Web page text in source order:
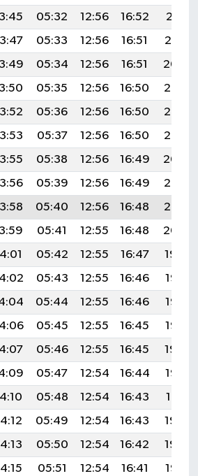
05:32 12:56 16:52
20:11
05:33 12:56 16:51
20:10
05:34 12:56 16:51
20:09
05:35 12:56 16:50
20:08
05:36 12:56 16:50
20:07
05:37 12:56 16:50
20:05
05:38 12:56 16:49
20:04
05:39 12:56 16:49
20:03
05:40 12:56 16:48
20:02
05:41 12:55 16:48
20:00
05:42 12:55 16:47
19:59
05:43 12:55 16:46
19:58
05:44 12:55 16:46
19:57
05:45 12:55 16:45
19:55
05:46 12:55 16:45
19:54
05:47 12:54 16:44
19:52
05:48 12:54 16:43
19:51
05:49 12:54 16:43
19:50
05:50 12:54 16:42
19:48
05:51 12:54 16:41
19:47